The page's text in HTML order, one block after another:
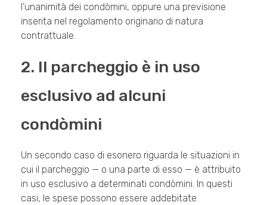
l’unanimità dei condòmini, oppure una previsione
inserita nel regolamento originario di natura
contrattuale.
2. Il parcheggio è in uso
esclusivo ad alcuni
condòmini
Un secondo caso di esonero riguarda le situazioni in
cui il parcheggio — o una parte di esso — è attribuito
in uso esclusivo a determinati condòmini. In questi
casi, le spese possono essere addebitate